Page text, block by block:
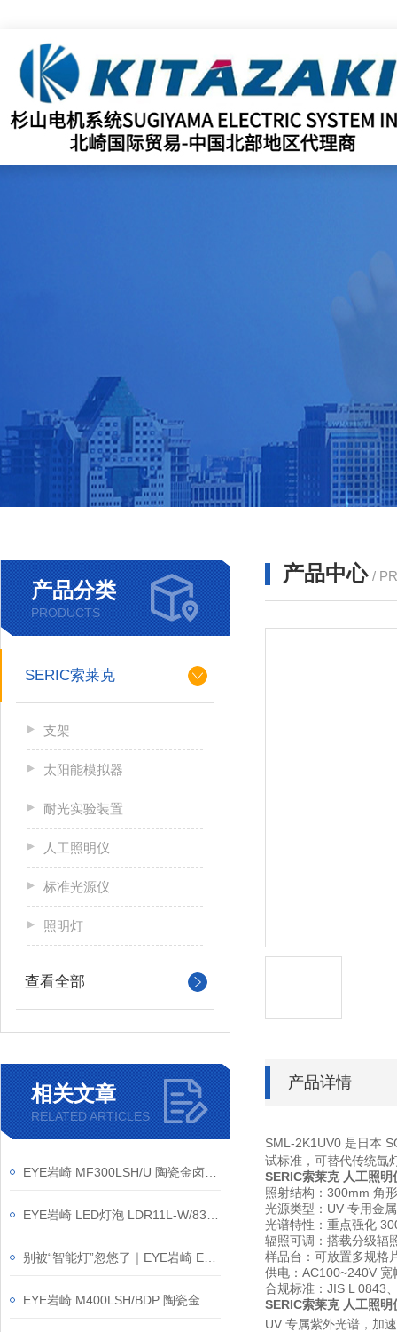
产品分类
PRODUCTS
SERIC索莱克
支架
太阳能模拟器
耐光实验装置
人工照明仪
标准光源仪
照明灯
查看全部
相关文章
RELATED ARTICLES
产品中心 /
产品详情
SML-2K1UV0 是日本
试标准，可替代传统氙
SERIC索莱克 人工照明
照射结构：300mm 角
光源类型：UV 专用金
光谱特性：重点强化
辐照可调：搭载分级辐
样品台：可放置多规格
供电：AC100~240V
合规标准：JIS L 0843
SERIC索莱克 人工照明
UV 专属紫外光谱，加